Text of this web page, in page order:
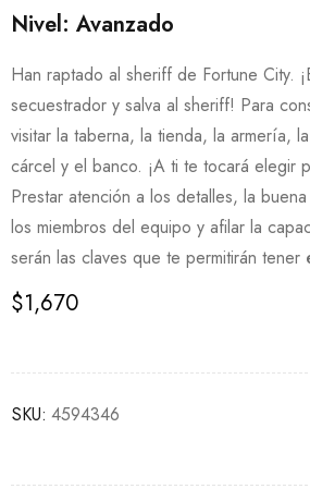
Nivel: Avanzado
Han raptado al sheriff de Fortune City.
secuestrador y salva al sheriff! Para
visitar la taberna, la tienda, la armería,
cárcel y el banco. ¡A ti te tocará elegir
Prestar atención a los detalles, la
los miembros del equipo y afilar la
serán las claves que te permitirán tener
$1,670
SKU: 4594346